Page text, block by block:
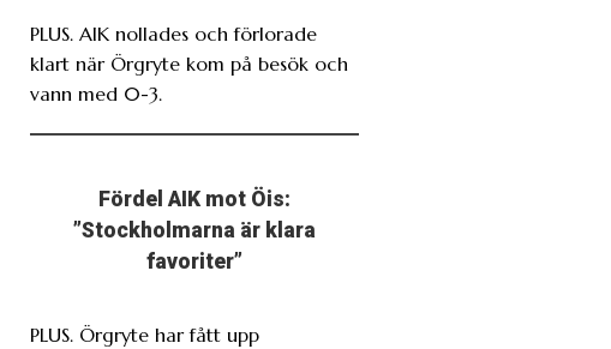
PLUS. AIK nollades och förlorade
klart när Örgryte kom på besök och
vann med 0-3.
Fördel AIK mot Öis:
”Stockholmarna är klara
favoriter”
PLUS. Örgryte har fått upp